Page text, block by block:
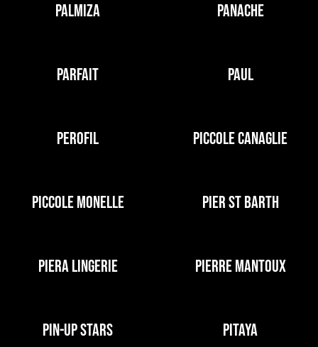
PALMIZA PANACHE
PARFAIT PAUL
PEROFIL PICCOLE CANAGLIE
PICCOLE MONELLE PIER ST BARTH
PIERA LINGERIE PIERRE MANTOUX
PIN-UP STARS PITAYA